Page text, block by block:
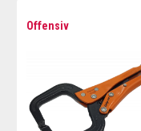
Offensiv